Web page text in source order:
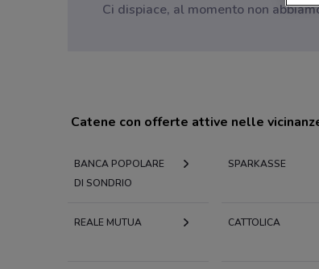
Ci dispiace, al momento non
Catene con offerte attive nelle
BANCA POPOLARE
DI SONDRIO
SPARKASSE
REALE MUTUA CATTOLICA